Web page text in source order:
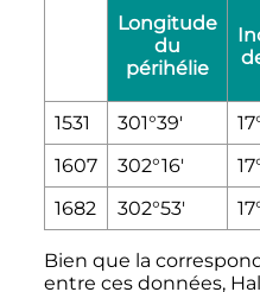
Longitude
du
périhélie
1531
301°39'
1607
302°16'
1682
302°53'
Bien que la
entre ces données,